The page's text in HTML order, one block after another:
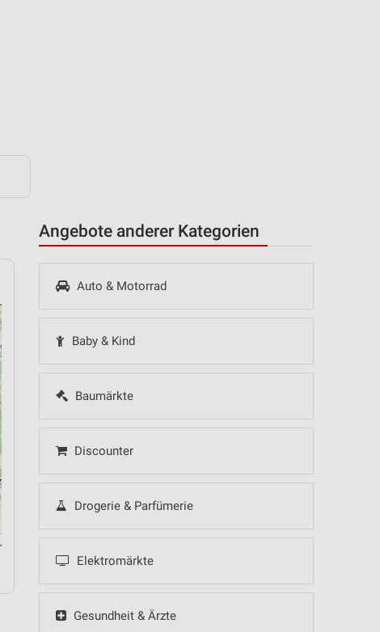
Angebote anderer Kategorien
Auto & Motorrad
Baby & Kind
Baumärkte
Discounter
Drogerie & Parfümerie
Elektromärkte
Gesundheit & Ärzte